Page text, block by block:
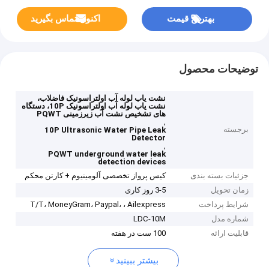
بهترین قیمت اکنون تماس بگیرید
توضیحات محصول
برجسته
نشت یاب لوله آب اولتراسونیک فاضلاب،
نشت یاب لوله آب اولتراسونیک 10P، دستگاه
های تشخیص نشت آب زیرزمینی PQWT
,
10P Ultrasonic Water Pipe Leak
Detector
,
PQWT underground water leak
detection devices
جزئیات بسته بندی
کیس پرواز تخصصی آلومینیوم + کارتن محکم
زمان تحویل
3-5 روز کاری
شرایط پرداخت
T/T، MoneyGram، Paypal، ، Ailexpress
شماره مدل
LDC-10M
قابلیت ارائه
100 ست در هفته
بیشتر ببینید